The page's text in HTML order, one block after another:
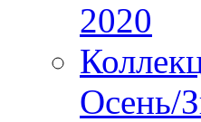
2020
Осень/